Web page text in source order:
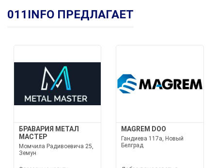
011INFO ПРЕДЛАГАЕТ
БРАВАРИЯ МЕТАЛ
МАСТЕР
Момчила Радивоевича 25,
Земун
MAGREM DOO
Гандиева 117а, Новый
Белград